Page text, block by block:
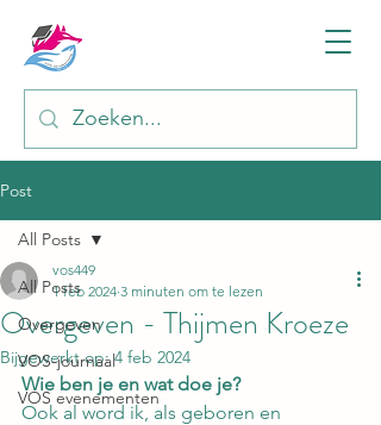
Post
All Posts
Overgeven
VOS-journaal
VOS evenementen
All Posts
Overgeven - Thijmen Kroeze
vos449
1 feb 2024 3 minuten om te lezen
Bijgewerkt op:4 feb 2024
Wie ben je en wat doe je?
Ook al word ik, als geboren en